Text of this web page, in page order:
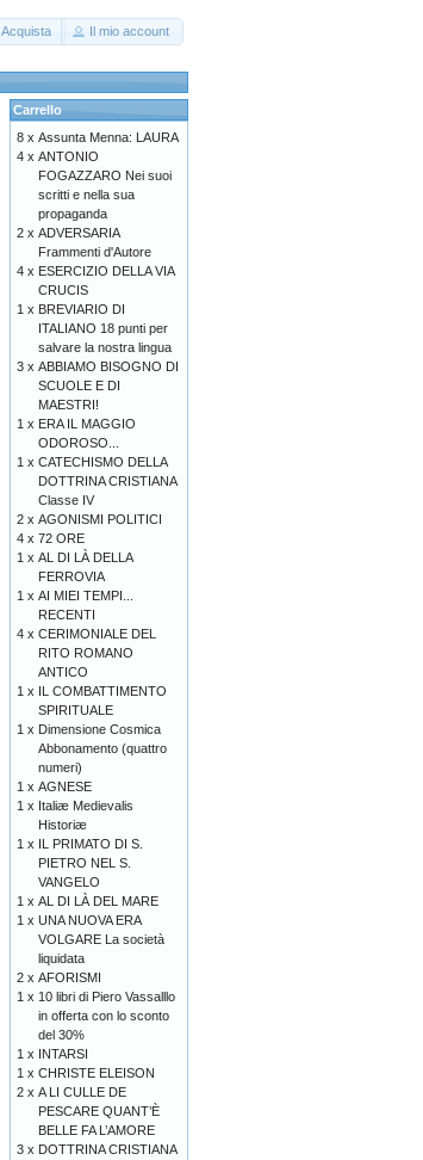
Acquista Il mio account
Carrello
8 x Assunta Menna: LAURA
4 x ANTONIO
FOGAZZARO Nei suoi
scritti e nella sua
propaganda
2 x ADVERSARIA
Frammenti d'Autore
4 x ESERCIZIO DELLA VIA
CRUCIS
1 x BREVIARIO DI
ITALIANO 18 punti per
salvare la nostra lingua
3 x ABBIAMO BISOGNO DI
SCUOLE E DI
MAESTRI!
1 x ERA IL MAGGIO
ODOROSO...
1 x CATECHISMO DELLA
DOTTRINA CRISTIANA
Classe IV
2 x AGONISMI POLITICI
4 x 72 ORE
1 x AL DI LÀ DELLA
FERROVIA
1 x AI MIEI TEMPI...
RECENTI
4 x CERIMONIALE DEL
RITO ROMANO
ANTICO
1 x IL COMBATTIMENTO
SPIRITUALE
1 x Dimensione Cosmica
Abbonamento (quattro
numeri)
1 x AGNESE
1 x Italiæ Medievalis
Historiæ
1 x IL PRIMATO DI S.
PIETRO NEL S.
VANGELO
1 x AL DI LÀ DEL MARE
1 x UNA NUOVA ERA
VOLGARE La società
liquidata
2 x AFORISMI
1 x 10 libri di Piero Vassalllo
in offerta con lo sconto
del 30%
1 x INTARSI
1 x CHRISTE ELEISON
2 x A LI CULLE DE
PESCARE QUANT’È
BELLE FA L’AMORE
3 x DOTTRINA CRISTIANA